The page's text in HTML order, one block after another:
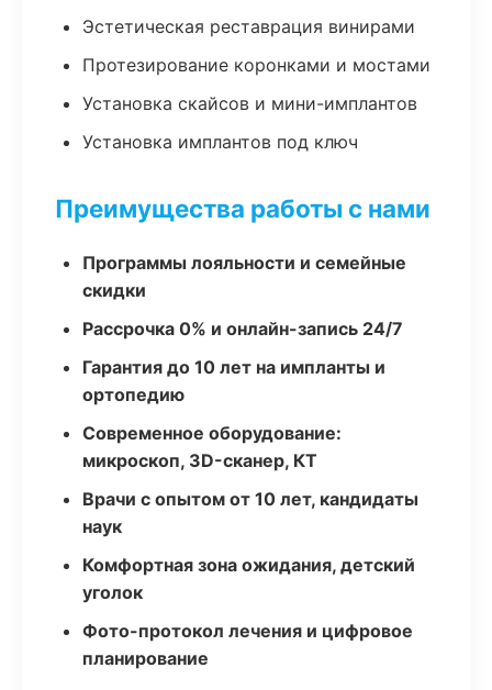
Эстетическая реставрация винирами
Протезирование коронками и мостами
Установка скайсов и мини-имплантов
Установка имплантов под ключ
Преимущества работы с нами
Программы лояльности и семейные
скидки
Рассрочка 0% и онлайн-запись 24/7
Гарантия до 10 лет на импланты и
ортопедию
Современное оборудование:
микроскоп, 3D-сканер, КТ
Врачи с опытом от 10 лет, кандидаты
наук
Комфортная зона ожидания, детский
уголок
Фото-протокол лечения и цифровое
планирование